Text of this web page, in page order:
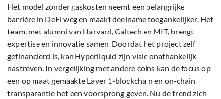
Het model zonder gaskosten neemt een belangrijke
barrière in DeFi weg en maakt deelname toegankelijker. Het
team, met alumni van Harvard, Caltech en MIT, brengt
expertise en innovatie samen. Doordat het project zelf
gefinancierd is, kan Hyperliquid zijn visie onafhankelijk
nastreven. In vergelijking met andere coins kan de focus op
een op maat gemaakte Layer 1-blockchain en on-chain
transparantie het een voorsprong geven. Nu de trend zich